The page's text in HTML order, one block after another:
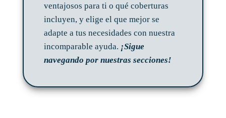
ventajosos para ti o qué coberturas
incluyen, y elige el que mejor se
adapte a tus necesidades con nuestra
incomparable ayuda. ¡Sigue
navegando por nuestras secciones!